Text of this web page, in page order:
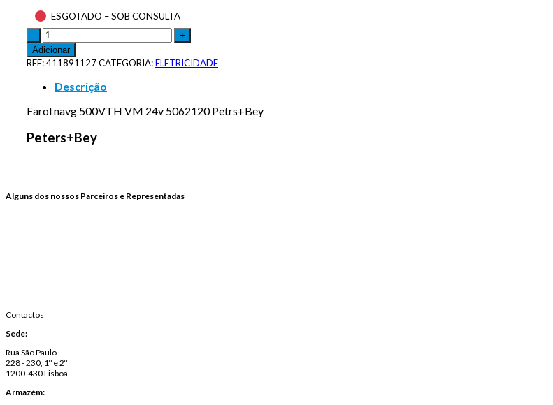
ESGOTADO – SOB CONSULTA
Adicionar
REF:411891127CATEGORIA:ELETRICIDADE
Descrição
Farol navg 500VTH VM 24v 5062120 Petrs+Bey
Peters+Bey
Alguns dos nossos Parceiros e Representadas
Contactos
Sede:
Rua São Paulo
228 - 230, 1º e 2º
1200-430 Lisboa
Armazém: